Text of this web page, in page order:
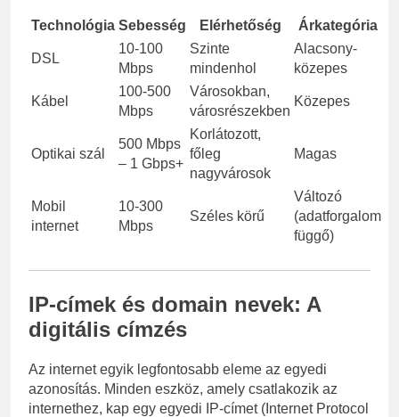
Technológia Sebesség Elérhetőség Árkategória
DSL
10-100
Mbps
Szinte
mindenhol
Alacsony-
közepes
Kábel
100-500
Mbps
Városokban,
városrészekben
Közepes
Optikai szál
500 Mbps
– 1 Gbps+
Korlátozott,
főleg
nagyvárosok
Magas
Mobil
internet
10-300
Mbps
Széles körű
Változó
(adatforgalom
függő)
IP-címek és domain nevek: A
digitális címzés
Az internet egyik legfontosabb eleme az egyedi
azonosítás. Minden eszköz, amely csatlakozik az
internethez, kap egy egyedi IP-címet (Internet Protocol